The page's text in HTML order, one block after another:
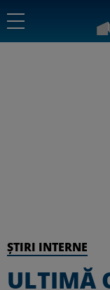
ȘTIRI INTERNE
ULTIMĂ